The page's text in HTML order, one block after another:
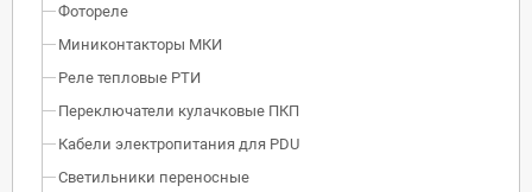
Фотореле
Миниконтакторы МКИ
Реле тепловые РТИ
Переключатели кулачковые ПКП
Кабели электропитания для PDU
Светильники переносные